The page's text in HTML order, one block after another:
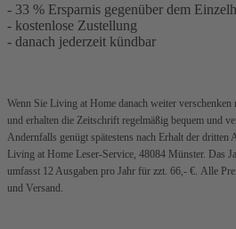
- 33 % Ersparnis gegenüber dem
- kostenlose Zustellung
- danach jederzeit kündbar
Wenn Sie Living at Home danach weiter verschenken
und erhalten die Zeitschrift regelmäßig bequem und
Andernfalls genügt spätestens nach Erhalt der dritten
Living at Home Leser-Service, 48084 Münster. Das
umfasst 12 Ausgaben pro Jahr für zzt. 66,- €. Alle
und Versand.